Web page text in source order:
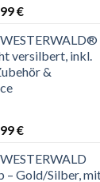
€
€Aktueller
ist:
299,99 €.
versilbert, inkl.
&
€Aktueller
ist:
– Gold/Silber,